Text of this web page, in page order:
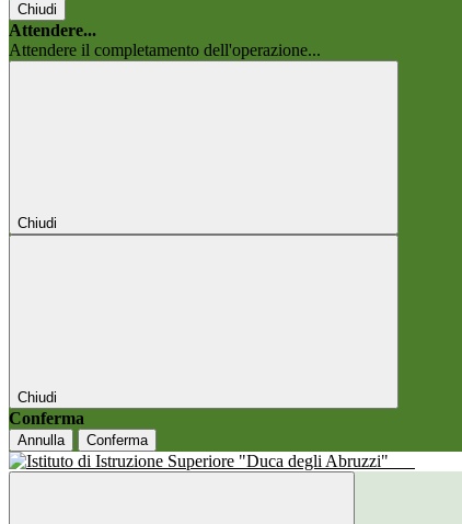
Chiudi
Attendere...
Attendere il completamento dell'operazione...
Chiudi
Chiudi
Conferma
Annulla Conferma